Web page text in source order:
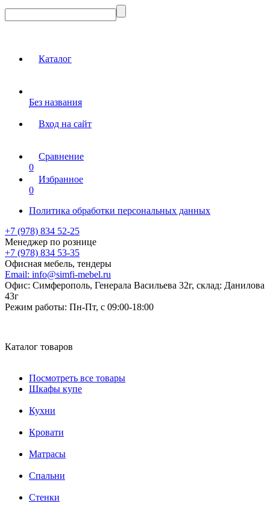
Каталог
Без названия
Вход на сайт
Сравнение
0
Избранное
0
Политика обработки персональных данных
+7 (978) 834 52-25
Менеджер по рознице
+7 (978) 834 53-35
Офисная мебель, тендеры
Email: info@simfi-mebel.ru
Офис: Симферополь, Генерала Васильева 32г, склад: Данилова
43г
Режим работы: Пн-Пт, с 09:00-18:00
Каталог товаров
Посмотреть все товары
Шкафы купе
Кухни
Кровати
Матрасы
Cпальни
Стенки